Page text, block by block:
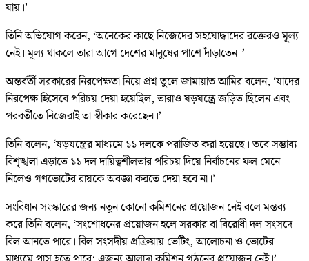
যায়।’
তিনি অভিযোগ করেন, ‘অনেকের কাছে নিজেদের সহযোদ্ধাদের রক্তেরও মূল্য
নেই। মূল্য থাকলে তারা আগে দেশের মানুষের পাশে দাঁড়াতেন।’
অন্তর্বর্তী সরকারের নিরপেক্ষতা নিয়ে প্রশ্ন তুলে জামায়াত আমির বলেন, ‘যাদের
নিরপেক্ষ হিসেবে পরিচয় দেয়া হয়েছিল, তারাও ষড়যন্ত্রে জড়িত ছিলেন এবং
পরবর্তীতে নিজেরাই তা স্বীকার করেছেন।’
তিনি বলেন, ‘ষড়যন্ত্রের মাধ্যমে ১১ দলকে পরাজিত করা হয়েছে। তবে সম্ভাব্য
বিশৃঙ্খলা এড়াতে ১১ দল দায়িত্বশীলতার পরিচয় দিয়ে নির্বাচনের ফল মেনে
নিলেও গণভোটের রায়কে অবজ্ঞা করতে দেয়া হবে না।’
সংবিধান সংস্কারের জন্য নতুন কোনো কমিশনের প্রয়োজন নেই বলে মন্তব্য
করে তিনি বলেন, ‘সংশোধনের প্রয়োজন হলে সরকার বা বিরোধী দল সংসদে
বিল আনতে পারে। বিল সংসদীয় প্রক্রিয়ায় ভেটিং, আলোচনা ও ভোটের